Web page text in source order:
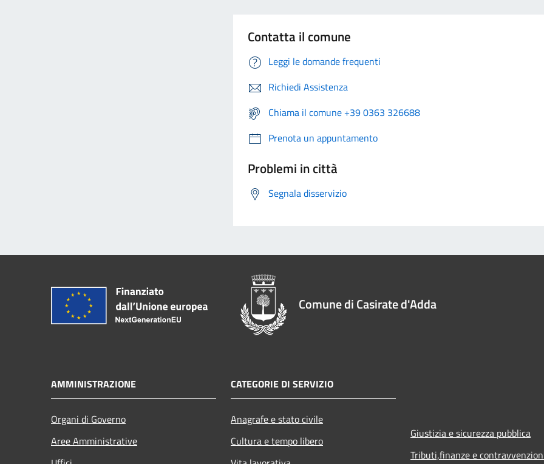
Contatta il comune
Leggi le domande frequenti
Richiedi Assistenza
Chiama il comune +39 0363 326688
Prenota un appuntamento
Problemi in città
Segnala disservizio
Comune di Casirate d'Adda
AMMINISTRAZIONE
Organi di Governo
Aree Amministrative
CATEGORIE DI SERVIZIO
Anagrafe e stato civile
Cultura e tempo libero
Giustizia e sicurezza pubblica
Tributi,finanze e